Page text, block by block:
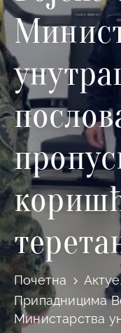
Документа
Горњи
Милановац
Почетна
Припадницима
Министарства